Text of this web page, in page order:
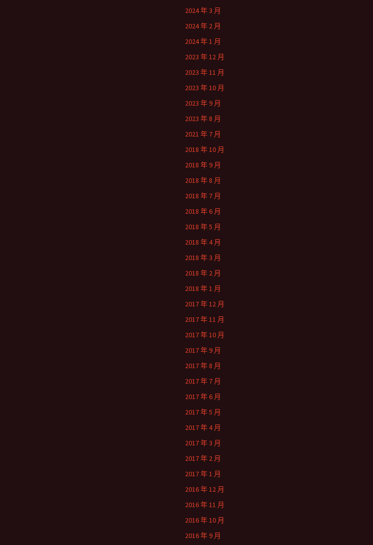
2024 年 3 月
2024 年 2 月
2024 年 1 月
2023 年 12 月
2023 年 11 月
2023 年 10 月
2023 年 9 月
2023 年 8 月
2021 年 7 月
2018 年 10 月
2018 年 9 月
2018 年 8 月
2018 年 7 月
2018 年 6 月
2018 年 5 月
2018 年 4 月
2018 年 3 月
2018 年 2 月
2018 年 1 月
2017 年 12 月
2017 年 11 月
2017 年 10 月
2017 年 9 月
2017 年 8 月
2017 年 7 月
2017 年 6 月
2017 年 5 月
2017 年 4 月
2017 年 3 月
2017 年 2 月
2017 年 1 月
2016 年 12 月
2016 年 11 月
2016 年 10 月
2016 年 9 月